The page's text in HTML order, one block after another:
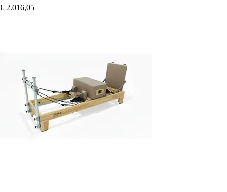
€ 2.016,05